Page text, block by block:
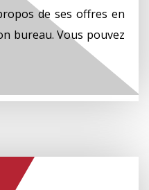
de ses offres en
bureau. Vous pouvez